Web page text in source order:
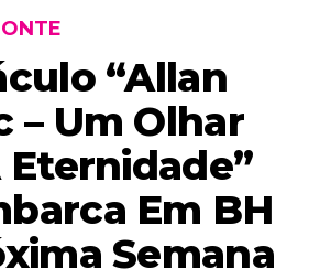
“Allan
– Um Olhar
Eternidade”
Em BH
Semana